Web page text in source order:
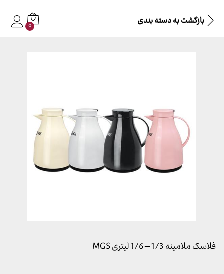
بازگشت بهدسته بندی 0
فلاسک ملامینه 1/3 – 1/6 لیتری MGS